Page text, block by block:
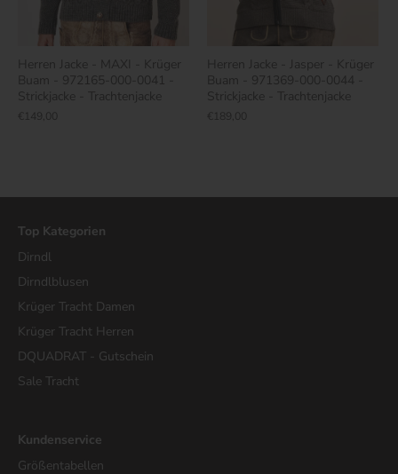
Herren Jacke - MAXI - Krüger
Buam - 972165-000-0041 -
Strickjacke - Trachtenjacke
€149,00
Herren Jacke - Jasper - Krüger
Buam - 971369-000-0044 -
Strickjacke - Trachtenjacke
€189,00
Top Kategorien
Dirndl
Dirndlblusen
Krüger Tracht Damen
Krüger Tracht Herren
DQUADRAT - Gutschein
Sale Tracht
Kundenservice
Größentabellen